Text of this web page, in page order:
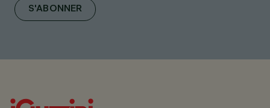
S'ABONNER